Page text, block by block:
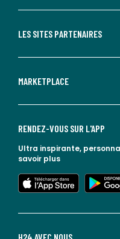
LES SITES PARTENAIRES
MARKETPLACE
RENDEZ-VOUS SUR L'APP
Ultra inspirante,
savoir plus
lien vers l'app store
lien vers google play